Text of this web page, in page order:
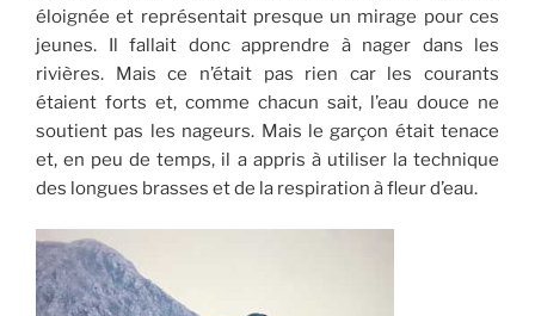
éloignée et représentait presque un mirage pour ces
jeunes. Il fallait donc apprendre à nager dans les
rivières. Mais ce n’était pas rien car les courants
étaient forts et, comme chacun sait, l’eau douce ne
soutient pas les nageurs. Mais le garçon était tenace
et, en peu de temps, il a appris à utiliser la technique
des longues brasses et de la respiration à fleur d’eau.